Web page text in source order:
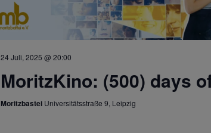
24 Juli, 2025 @ 20:00
MoritzKino: (500) days
Moritzbastei Universitätsstraße 9, Leipzig